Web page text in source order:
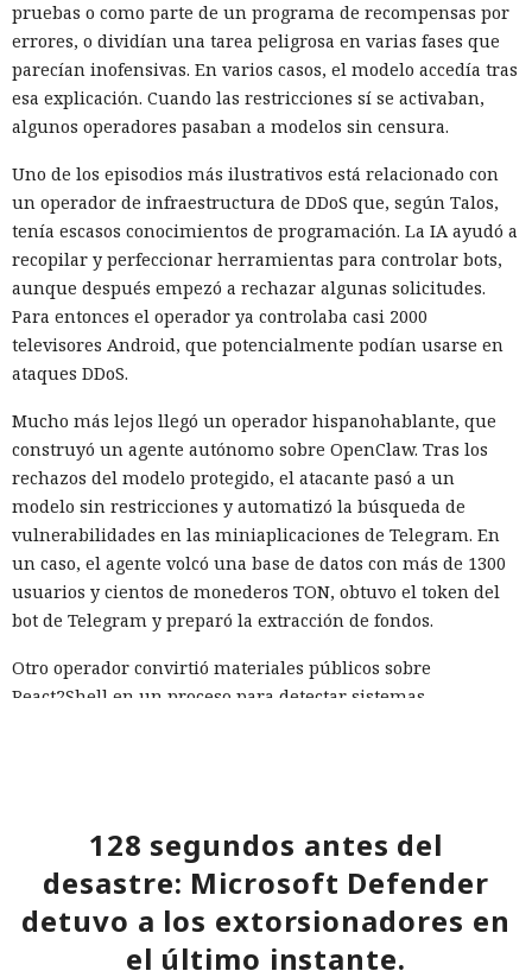
pruebas o como parte de un programa de recompensas por
errores, o dividían una tarea peligrosa en varias fases que
parecían inofensivas. En varios casos, el modelo accedía tras
esa explicación. Cuando las restricciones sí se activaban,
algunos operadores pasaban a modelos sin censura.
Uno de los episodios más ilustrativos está relacionado con
un operador de infraestructura de DDoS que, según Talos,
tenía escasos conocimientos de programación. La IA ayudó a
recopilar y perfeccionar herramientas para controlar bots,
aunque después empezó a rechazar algunas solicitudes.
Para entonces el operador ya controlaba casi 2000
televisores Android, que potencialmente podían usarse en
ataques DDoS.
Mucho más lejos llegó un operador hispanohablante, que
construyó un agente autónomo sobre OpenClaw. Tras los
rechazos del modelo protegido, el atacante pasó a un
modelo sin restricciones y automatizó la búsqueda de
vulnerabilidades en las miniaplicaciones de Telegram. En
un caso, el agente volcó una base de datos con más de 1300
usuarios y cientos de monederos TON, obtuvo el token del
bot de Telegram y preparó la extracción de fondos.
Otro operador convirtió materiales públicos sobre
React2Shell en un proceso para detectar sistemas
apuntaban al procesamiento de decenas de millones de
URL. Talos encontró datos recopilados de al menos 54
objetivos.
Los investigadores atribuyen el resultado no solo a las
128 segundos antes del
desastre: Microsoft Defender
detuvo a los extorsionadores en
el último instante.